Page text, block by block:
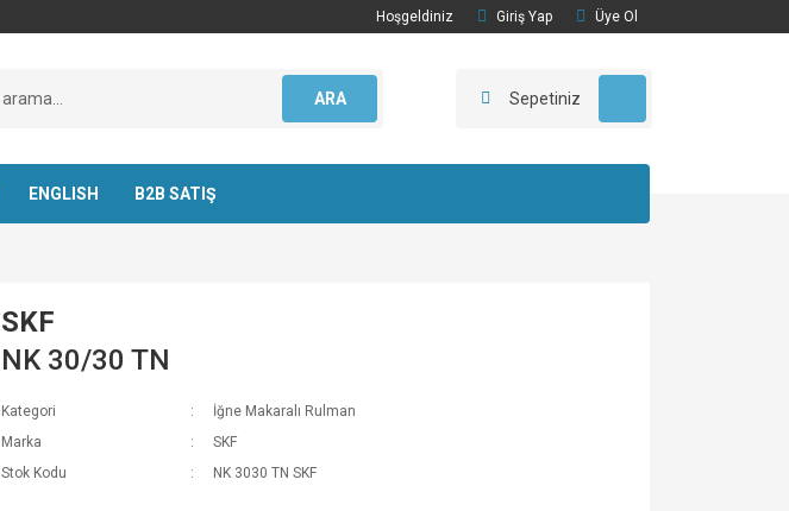
Hoşgeldiniz Giriş Yap Üye Ol
ARA Sepetiniz
ENGLISH B2B SATIŞ
SKF
NK 30/30 TN
Kategori
İğne Makaralı Rulman
Marka
SKF
Stok Kodu
NK 3030 TN SKF